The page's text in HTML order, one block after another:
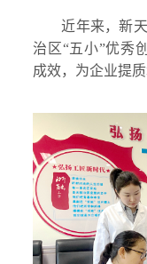
近年来，新
治区“五小”优秀
成效，为企业提